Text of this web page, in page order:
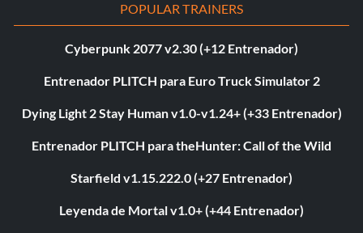
POPULAR TRAINERS
Cyberpunk 2077 v2.30 (+12 Entrenador)
Entrenador PLITCH para Euro Truck Simulator 2
Dying Light 2 Stay Human v1.0-v1.24+ (+33 Entrenador)
Entrenador PLITCH para theHunter: Call of the Wild
Starfield v1.15.222.0 (+27 Entrenador)
Leyenda de Mortal v1.0+ (+44 Entrenador)